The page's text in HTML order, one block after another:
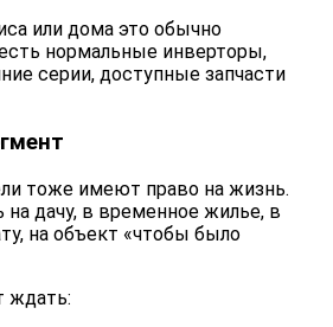
или дома это обычно
нормальные инверторы,
серии, доступные запчасти
тоже имеют право на жизнь.
дачу, в временное жилье, в
на объект «чтобы было
ждать: